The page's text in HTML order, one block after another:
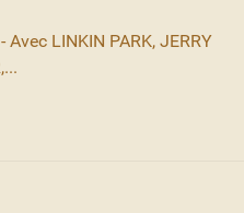
LINKIN PARK, JERRY